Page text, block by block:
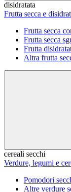
disidratata
Frutta secca e
Frutta secca
Frutta secca
Frutta
Altra frutta
cereali secchi
Verdure, legumi e
Pomodori
Altre verdure